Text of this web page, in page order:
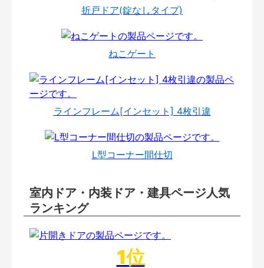
折戸ドア(錠なしタイプ)
ねこゲート
ラインフレーム[インセット] 4枚引違
L型コーナー間仕切
室内ドア・内装ドア・建具ページ人気
ランキング